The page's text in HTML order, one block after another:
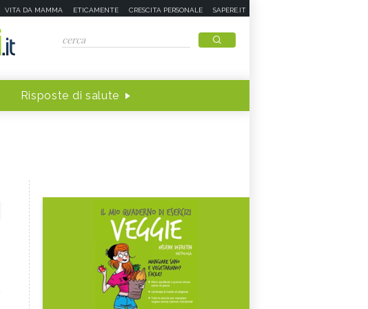
VITA DA MAMMA ETICAMENTE CRESCITA PERSONALE SAPERE.IT
Risposte di salute